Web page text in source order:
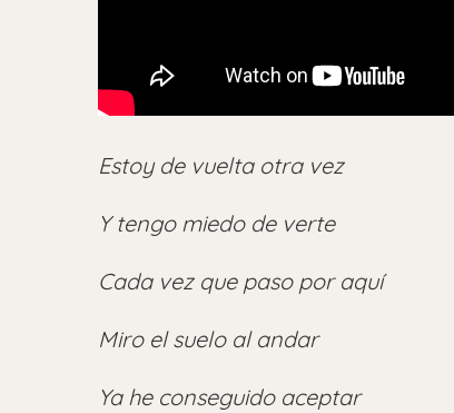
Estoy de vuelta otra vez
Y tengo miedo de verte
Cada vez que paso por aquí
Miro el suelo al andar
Ya he conseguido aceptar